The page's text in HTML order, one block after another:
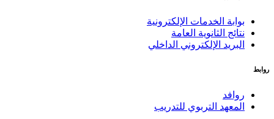
بوابة الخدمات الإلكترونية
نتائج الثانوية العامة
البريد الإلكتروني الداخلي
روافد
المعهد التربوي للتدريب